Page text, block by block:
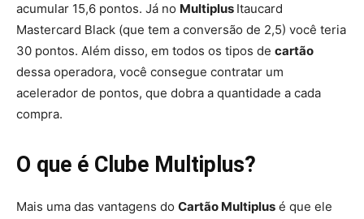
acumular 15,6 pontos. Já no Multiplus Itaucard
Mastercard Black (que tem a conversão de 2,5) você teria
30 pontos. Além disso, em todos os tipos de cartão
dessa operadora, você consegue contratar um
acelerador de pontos, que dobra a quantidade a cada
compra.
O que é Clube Multiplus?
Mais uma das vantagens do Cartão Multiplus é que ele